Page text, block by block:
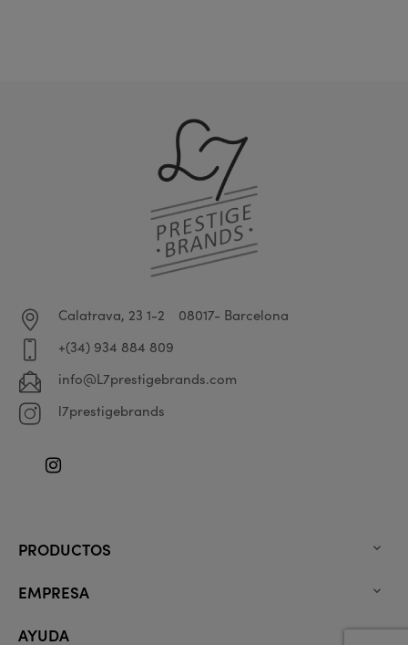
Calatrava, 23 1-2
08017- Barcelona
+(34) 934 884 809
info@L7prestigebrands.com
l7prestigebrands
Instagram
PRODUCTOS 
EMPRESA 
AYUDA 